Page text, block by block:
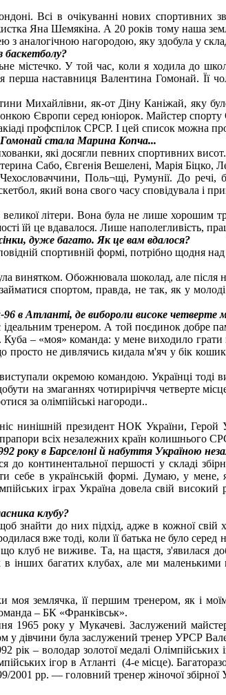
Всі в очікуванні нових спортивних
Яна Шемякіна. А 20 років тому наша
з аналогічною нагородою, яку здобула у
баскетболу?
У той час, коли я ходила до
наставниця Валентина Гомонай. Її
Михайлівни, як-от Діну Каніжай, яку
Європи серед юніорок. Майстер спорту
профспілок СРСР. І цей список можна
стала Марина Копча...
які досягли певних спортивних
Сабо, Євгенія Вешелені, Марія Біцко,
Поль¬щі, Румунії. До речі,
який вона свого часу сповідувала і
великої літери. Вона була не лише
їй це вдавалося. Лише наполегливість,
дуже багато. Як це вам вдалося?
спортивній формі, потрібно щодня
винятком. Обожнювала шоколад, але
спортом, правда, не так, як у
96 в Атланті, де вибороли високе четверте
тренером. А той поєдинок добре
Куба – «моя» команда: у мене виходило
просто не дивлячись кидала м'яч у бік
окремою командою. Українці тоді
на змаганнях чотириріччя четверте
за олімпійські нагороди..
нинішній президент НОК України, Герой
всіх незалежних країн колишнього
року в Барселоні й набуття Україною
континентальної першості у складі
в українській формі. Думаю, у мене,
іграх Україна довела свій
клубу?
знайти до них підхід, адже в кожної свій
вже тоді, коли її батька не було
клуб не виживе. Та, на щастя, з'явилася
інших багатих клубах, але ми маленькими
землячка, її першим тренером, як і
– БК «Франківськ».
1965 року у Мукачеві. Заслужений
дівчини була заслужений тренер УРСР
рік – володар золотої медалі
ігор в Атланті (4-е місце).
рр. — головний тренер жіночої збірної